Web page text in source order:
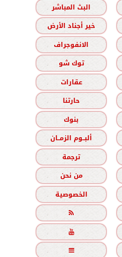
البث المباشر
خير أجناد الأرض
الانفوجراف
توك شو
عقارات
حارتنا
بنوك
ألبــوم الزمــان
ترجمة
من نحن
الخصوصية


